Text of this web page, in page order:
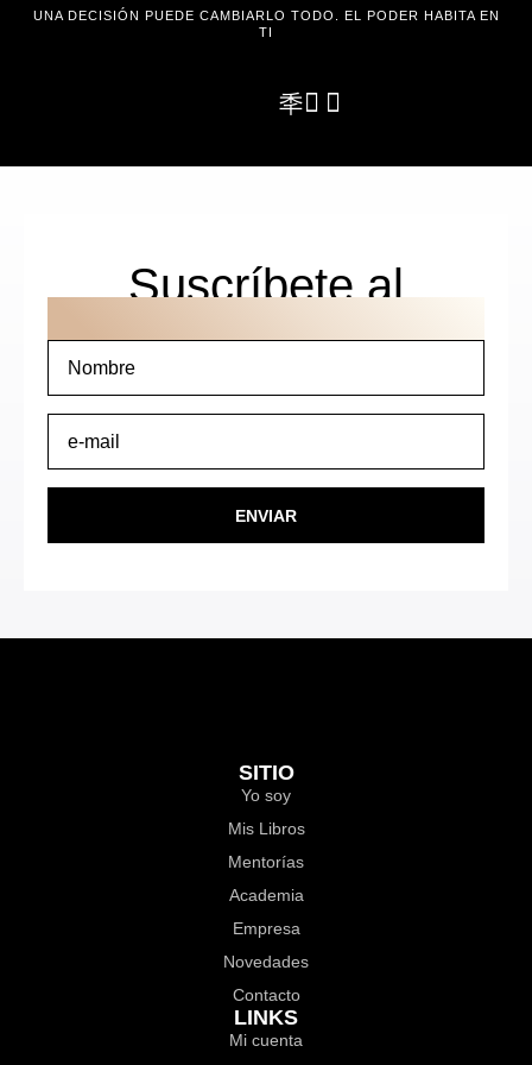
UNA DECISIÓN PUEDE CAMBIARLO TODO. EL PODER HABITA EN
TI
Suscríbete al
ENVIAR
SITIO
Yo soy
Mis Libros
Mentorías
Academia
Empresa
Novedades
Contacto
LINKS
Mi cuenta